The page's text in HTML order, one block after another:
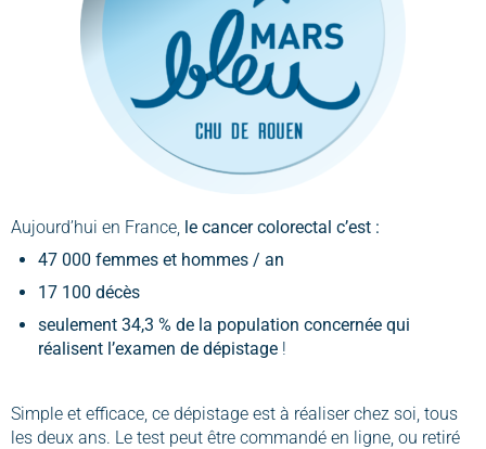
Aujourd’hui en France, le cancer colorectal c’est :
47 000 femmes et hommes / an
17 100 décès
seulement 34,3 % de la population concernée qui
réalisent l’examen de dépistage !
Simple et efficace, ce dépistage est à réaliser chez soi, tous
les deux ans. Le test peut être commandé en ligne, ou retiré